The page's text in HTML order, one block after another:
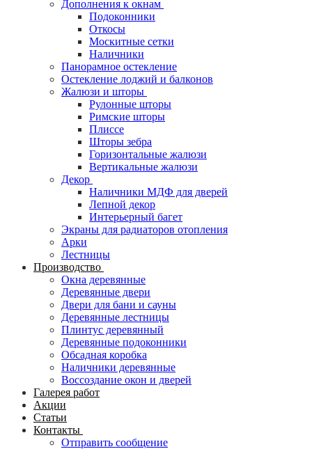
Дополнения к окнам
Подоконники
Откосы
Москитные сетки
Наличники
Панорамное остекление
Остекление лоджий и балконов
Жалюзи и шторы
Рулонные шторы
Римские шторы
Плиссе
Шторы зебра
Горизонтальные жалюзи
Вертикальные жалюзи
Декор
Наличники МДФ для дверей
Лепной декор
Интерьерный багет
Экраны для радиаторов отопления
Арки
Лестницы
Производство
Окна деревянные
Деревянные двери
Двери для бани и сауны
Деревянные лестницы
Плинтус деревянный
Деревянные подоконники
Обсадная коробка
Наличники деревянные
Воссоздание окон и дверей
Галерея работ
Акции
Статьи
Контакты
Отправить сообщение